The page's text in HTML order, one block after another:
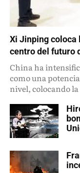
Xi Jinping coloca
centro del futuro
China ha
como una
nivel, colocando